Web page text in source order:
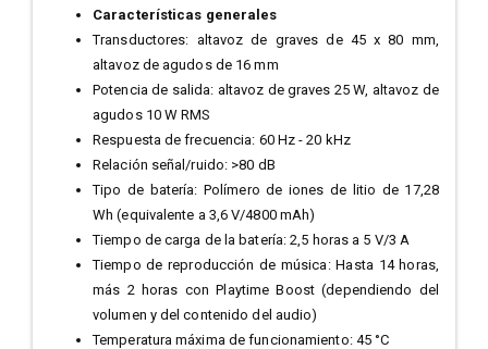
Características generales
Transductores: altavoz de graves de 45 x 80 mm,
altavoz de agudos de 16 mm
Potencia de salida: altavoz de graves 25 W, altavoz de
agudos 10 W RMS
Respuesta de frecuencia: 60 Hz - 20 kHz
Relación señal/ruido: >80 dB
Tipo de batería: Polímero de iones de litio de 17,28
Wh (equivalente a 3,6 V/4800 mAh)
Tiempo de carga de la batería: 2,5 horas a 5 V/3 A
Tiempo de reproducción de música: Hasta 14 horas,
más 2 horas con Playtime Boost (dependiendo del
volumen y del contenido del audio)
Temperatura máxima de funcionamiento: 45 °C